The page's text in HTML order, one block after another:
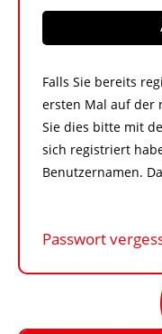
Falls Sie bereits
ersten Mal auf der
Sie dies bitte mit
sich registriert
Benutzernamen.
Passwort